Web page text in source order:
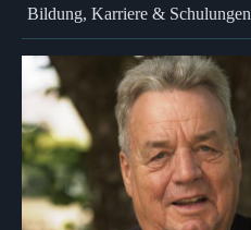
Bildung, Karriere & Schulungen